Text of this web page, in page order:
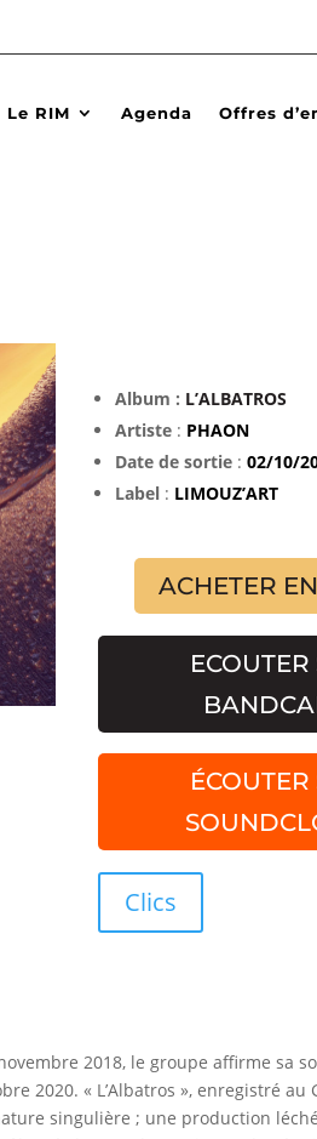
Le RIM Agenda Offres
Album : L’ALBATROS
Artiste: PHAON
Date de sortie: 02/10/
Label: LIMOUZ’ART
ACHETER
ECOUTER
ÉCOUTER
Clics
2018, le groupe affirme sa
2020. « L’Albatros », enregistré au
singulière ; une production